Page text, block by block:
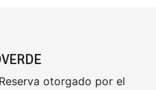
otorgado por el